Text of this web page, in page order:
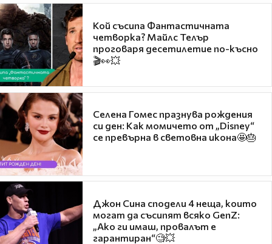
Кой съсипа Фантастичната
четворка? Майлс Телър
проговаря десетилетие по-късно
🎬👀💥
Селена Гомес празнува рождения
си ден: Как момичето от „Disney“
се превърна в световна икона🤩🎂
Джон Сина сподели 4 неща, които
могат да съсипят всяко GenZ:
„Ако ги имаш, провалът е
гарантиран“🧐💥